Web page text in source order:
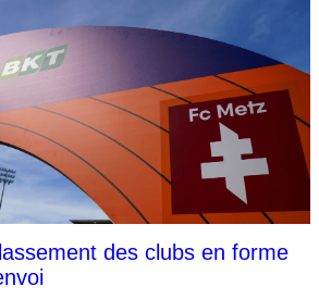
des clubs en forme